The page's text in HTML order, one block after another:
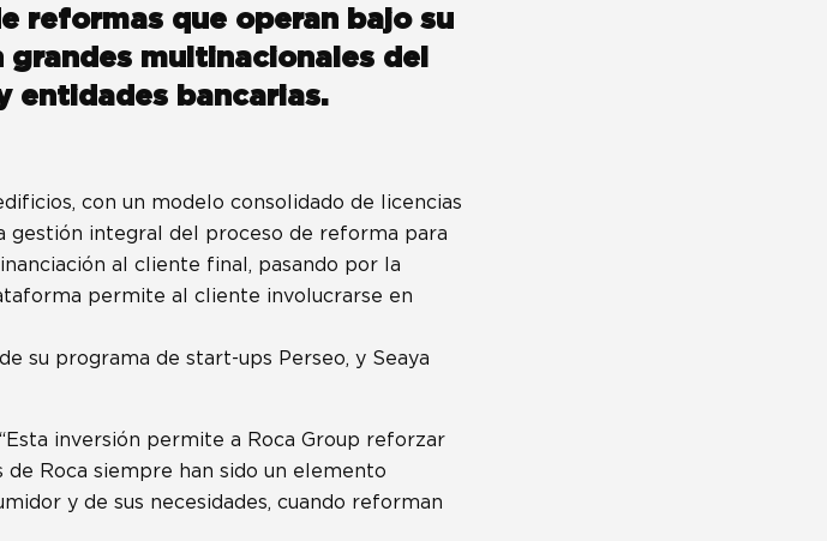
reformas que operan bajo su
multinacionales del
entidades bancarias.
con un modelo consolidado de licencias
integral del proceso de reforma para
al cliente final, pasando por la
permite al cliente involucrarse en
su programa de start-ups Perseo, y Seaya
inversión permite a Roca Group reforzar
Roca siempre han sido un elemento
y de sus necesidades, cuando reforman